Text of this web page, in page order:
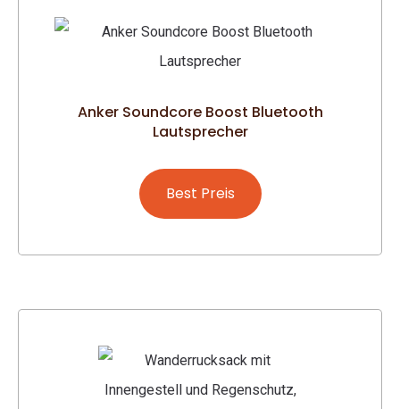
Anker Soundcore Boost Bluetooth
Lautsprecher
Best Preis